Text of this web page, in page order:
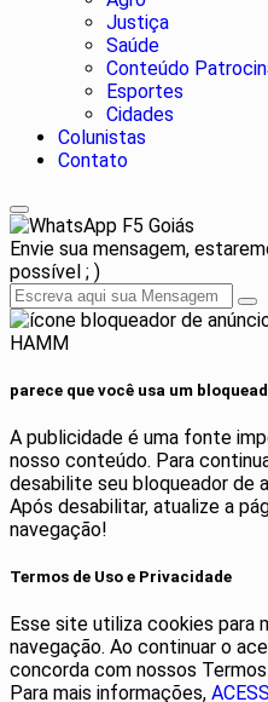
Justiça
Saúde
Conteúdo
Esportes
Cidades
Colunistas
Contato
F5 Goiás
Envie sua mensagem,
possível ; )
HAMM
parece que você usa um
A publicidade é uma fonte
nosso conteúdo. Para
desabilite seu bloqueador de
Após desabilitar, atualize a
navegação!
Termos de Uso e Privacidade
Esse site utiliza cookies para
navegação. Ao continuar o
concorda com nossos
Para mais informações,